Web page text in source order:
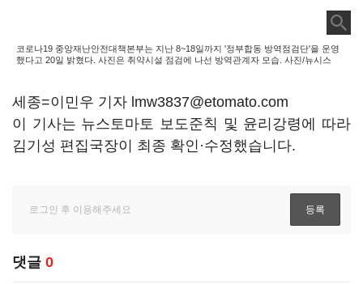
코로나19 중앙재난안전대책본부는 지난 8~18일까지 '정부합동 방역점검단'을 운영
했다고 20일 밝혔다. 사진은 취약시설 점검에 나선 방역관계자 모습. 사진/뉴시스
세종=이민우 기자 lmw3837@etomato.com
이 기사는 뉴스토마토 보도준칙 및 윤리강령에 따라
김기성 편집국장이 최종 확인·수정했습니다.
댓글 0